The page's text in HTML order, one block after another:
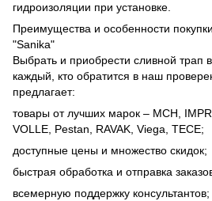
гидроизоляции при установке.
Преимущества и особенности
"Sanika"
Выбрать и приобрести сливной
каждый, кто обратится в наш
предлагает:
товары от лучших марок – MCH,
VOLLE, Pestan, RAVAK, Viega, TECE;
доступные цены и множество скидок;
быстрая обработка и отправка
всемерную поддержку консультантов;